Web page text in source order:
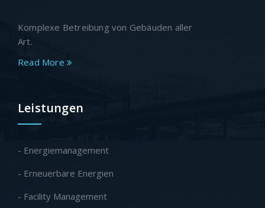
Komplexe Betreibung von Gebäuden aller
Art.
Read More
Leistungen
- Energiemanagement
- Erneuerbare Energien
- Facility Management